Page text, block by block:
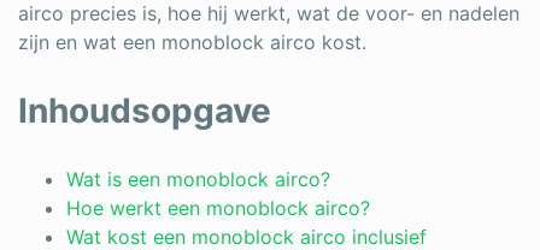
airco precies is, hoe hij werkt, wat de voor- en nadelen
zijn en wat een monoblock airco kost.
Inhoudsopgave
Wat is een monoblock airco?
Hoe werkt een monoblock airco?
Wat kost een monoblock airco inclusief